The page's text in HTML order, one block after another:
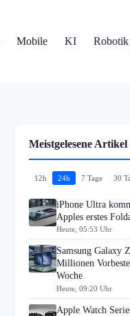
Mobile KI Robotik
Meistgelesene Artikel
12h 24h 7 Tage 30
iPhone Ultra
Apples erstes
Heute, 05:53 Uhr
Samsung Galaxy
Millionen
Woche
Heute, 09:20 Uhr
Apple Watch